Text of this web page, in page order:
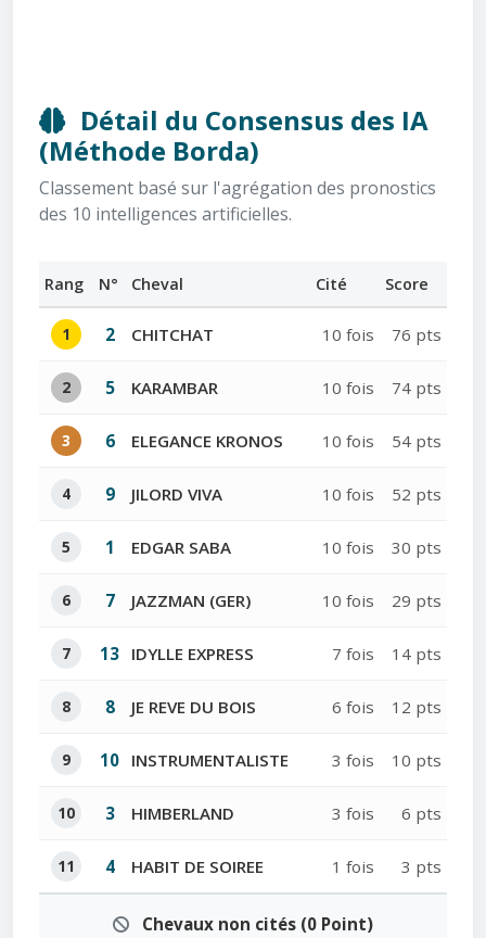
Détail du Consensus des IA
(Méthode Borda)
Classement basé sur l'agrégation des pronostics
des 10 intelligences artificielles.
Rang N° Cheval Cité Score
1 2 CHITCHAT 10 fois 76 pts
2 5 KARAMBAR 10 fois 74 pts
3 6 ELEGANCE KRONOS 10 fois 54 pts
4 9 JILORD VIVA 10 fois 52 pts
5 1 EDGAR SABA 10 fois 30 pts
6 7 JAZZMAN (GER) 10 fois 29 pts
7 13 IDYLLE EXPRESS 7 fois 14 pts
8 8 JE REVE DU BOIS 6 fois 12 pts
9 10 INSTRUMENTALISTE 3 fois 10 pts
10 3 HIMBERLAND 3 fois 6 pts
11 4 HABIT DE SOIREE 1 fois 3 pts
Chevaux non cités (0 Point)